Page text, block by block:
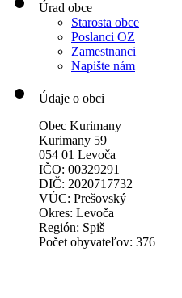
Úrad obce
Starosta obce
Poslanci OZ
Zamestnanci
Napište nám
Údaje o obci
Obec Kurimany
Kurimany 59
054 01 Levoča
IČO: 00329291
DIČ: 2020717732
VÚC: Prešovský
Okres: Levoča
Región: Spiš
Počet obyvateľov: 376